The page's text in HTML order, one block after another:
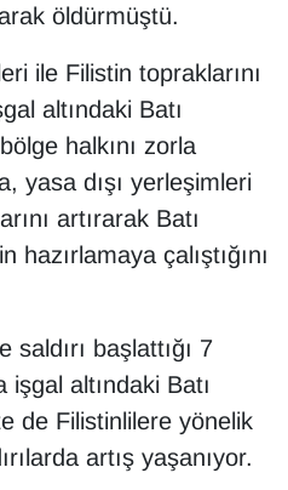
öldürmüştü.
ile Filistin topraklarını
altındaki Batı
halkını zorla
yasa dışı yerleşimleri
artırarak Batı
hazırlamaya çalıştığını
başlattığı 7
altındaki Batı
de Filistinlilere yönelik
artış yaşanıyor.